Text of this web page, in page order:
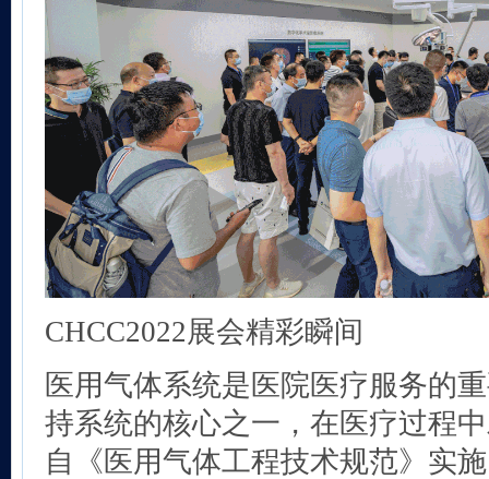
CHCC2022展会精彩瞬间
医用气体系统是医院医疗服务的
持系统的核心之一，在医疗过程
自《医用气体工程技术规范》实